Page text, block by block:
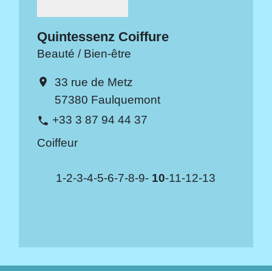
Quintessenz Coiffure
Beauté / Bien-être
location_on
33 rue de Metz
57380 Faulquemont
phone +33 3 87 94 44 37
Coiffeur
1-2-3-4-5-6-7-8-9- 10-11-12-13